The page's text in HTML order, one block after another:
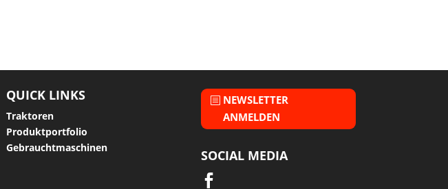
QUICK LINKS
Traktoren
Produktportfolio
Gebrauchtmaschinen
NEWSLETTER
ANMELDEN
SOCIAL MEDIA
